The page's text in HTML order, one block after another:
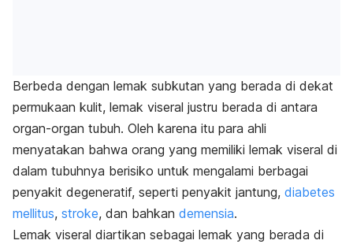
Berbeda dengan lemak subkutan yang berada di dekat
permukaan kulit, lemak viseral justru berada di antara
organ-organ tubuh. Oleh karena itu para ahli
menyatakan bahwa orang yang memiliki lemak viseral di
dalam tubuhnya berisiko untuk mengalami berbagai
penyakit degeneratif, seperti penyakit jantung, diabetes
mellitus, stroke, dan bahkan demensia.
Lemak viseral diartikan sebagai lemak yang berada di